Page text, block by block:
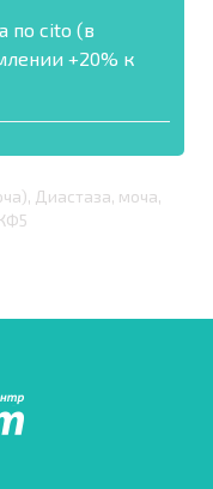
по cito (в
+20% к
Диастаза, моча,